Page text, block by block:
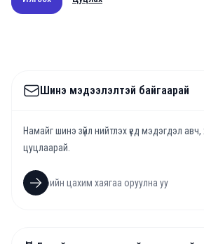
Шинэ мэдээлэлтэй байгаарай
Намайг шинэ зүйл нийтлэх үед мэдэгдэл авч,
цуцлаарай.